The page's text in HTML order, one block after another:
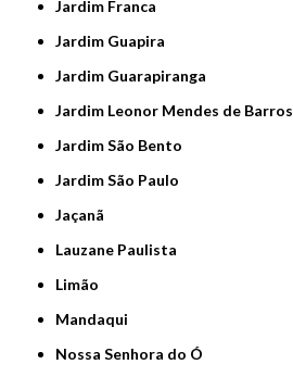
Jardim Franca
Jardim Guapira
Jardim Guarapiranga
Jardim Leonor Mendes de Barros
Jardim São Bento
Jardim São Paulo
Jaçanã
Lauzane Paulista
Limão
Mandaqui
Nossa Senhora do Ó